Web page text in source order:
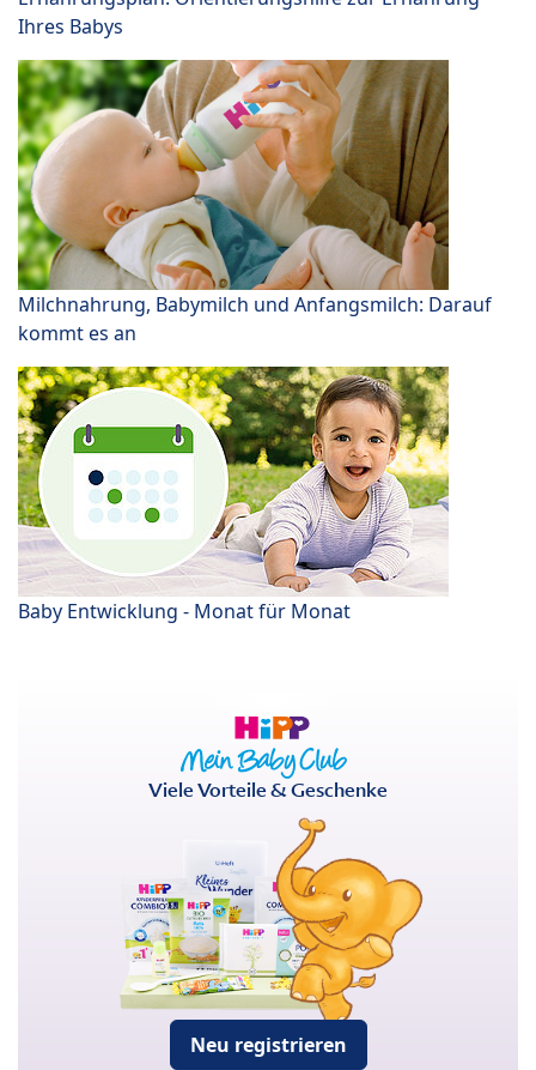
Ihres Babys
Milchnahrung, Babymilch und Anfangsmilch: Darauf
kommt es an
Baby Entwicklung - Monat für Monat
Viele Vorteile & Geschenke
Neu registrieren